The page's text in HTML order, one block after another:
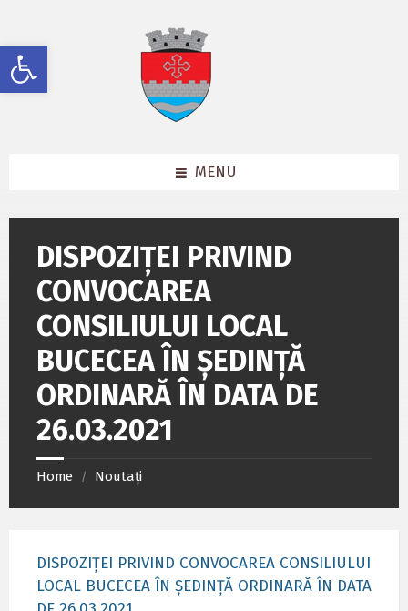
Deschide bara de unelte
content
left
sidebar
footer
MENU
DISPOZIȚEI PRIVIND
CONVOCAREA
CONSILIULUI LOCAL
BUCECEA ÎN ȘEDINȚĂ
ORDINARĂ ÎN DATA DE
26.03.2021
Home / Noutați
DISPOZIȚEI PRIVIND CONVOCAREA CONSILIULUI
LOCAL BUCECEA ÎN ȘEDINȚĂ ORDINARĂ ÎN DATA